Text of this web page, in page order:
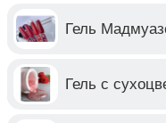
Гель
Гель с